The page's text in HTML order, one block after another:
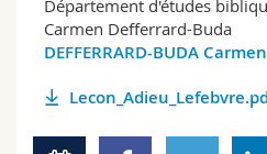
Département d'études
Carmen Defferrard-Buda
DEFFERRARD-BUDA Carmen